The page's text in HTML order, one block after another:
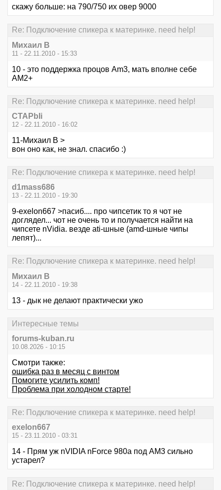
скажу больше: на 790/750 их овер 9000
Re: Подключение спикера к материнке. need help!
Михаил В
11 - 22.11.2010 - 15:33
10 - это поддержка процов Am3, мать вполне себе
AM2+
Re: Подключение спикера к материнке. need help!
CTAPbIi
12 - 22.11.2010 - 16:02
11-Михаил В >
вон оно как, не знал. спасибо :)
Re: Подключение спикера к материнке. need help!
d1mass686
13 - 22.11.2010 - 19:30
9-exelon667 >пасиб.... про чипсетик то я чот не
доглядел... чот не очень то и получается найти на
чипсете nVidia. везде ati-шные (amd-шные чипы
лепят)...
Re: Подключение спикера к материнке. need help!
Михаил В
14 - 22.11.2010 - 19:38
13 - дык не делают практически ужо
Интересные темы
forums-kuban.ru
10.08.2026 - 10:15
Смотри также:
ошибка раз в месяц с винтом
Помогите усилить комп!
Проблема при холодном старте!
Re: Подключение спикера к материнке. need help!
exelon667
15 - 23.11.2010 - 03:31
14 - Прям уж nVIDIA nForce 980a под АМ3 сильно
устарел?
Re: Подключение спикера к материнке. need help!